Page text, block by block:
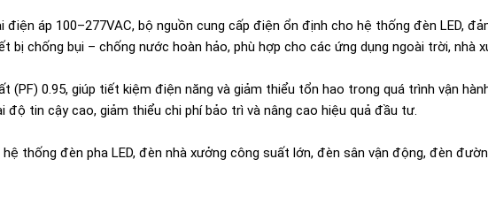
áp 100–277VAC, bộ nguồn cung cấp điện ổn định cho hệ thống đèn LED,
bị chống bụi – chống nước hoàn hảo, phù hợp cho các ứng dụng ngoài trời, nhà
(PF) 0.95, giúp tiết kiệm điện năng và giảm thiểu tổn hao trong quá trình vận
độ tin cậy cao, giảm thiểu chi phí bảo trì và nâng cao hiệu quả đầu tư.
thống đèn pha LED, đèn nhà xưởng công suất lớn, đèn sân vận động, đèn